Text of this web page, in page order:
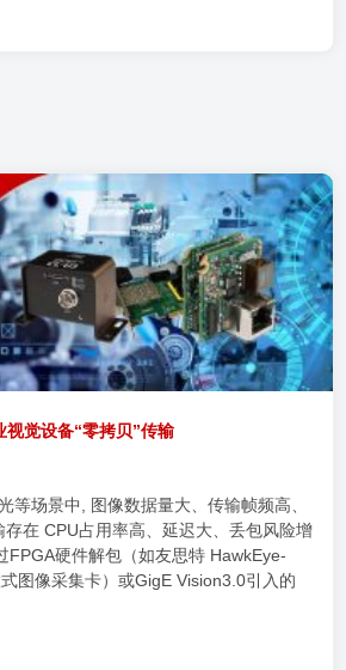
觉设备“零拷贝”传输
等场景中, 图像数据量大、传输帧频高、
在 CPU占用率高、延迟大、丢包风险增
FPGA硬件解包（如友思特 HawkEye-
图像采集卡）或GigE Vision3.0引入的